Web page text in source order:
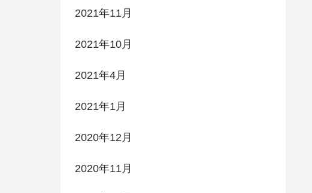
2021年11月
2021年10月
2021年4月
2021年1月
2020年12月
2020年11月